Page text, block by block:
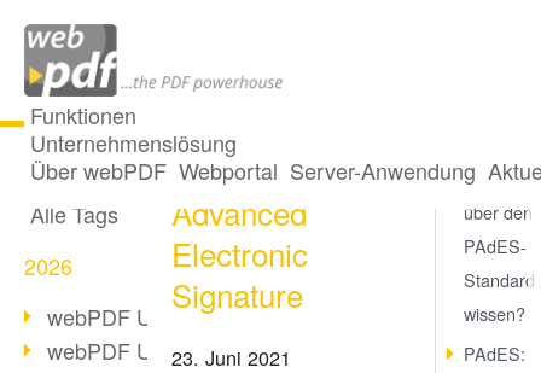
Funktionen
Unternehmenslösung
Über webPDF Webportal Server-Anwendung
Alle Beiträge
Alle Tags
2026
webPDF Update 10.0.5
webPDF Update 10.0.4
PAdES: PDF
Advanced
Electronic
Signature
23. Juni 2021
Was ist
über den
PAdES-
Standard
wissen?
PAdES: